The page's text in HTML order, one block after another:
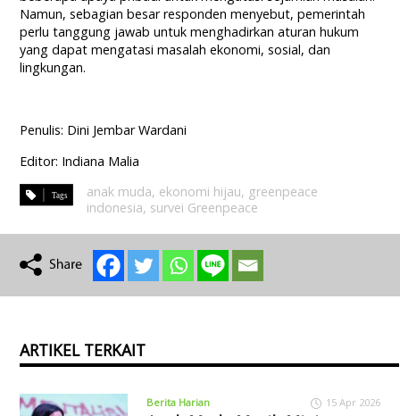
Namun, sebagian besar responden menyebut, pemerintah
perlu tanggung jawab untuk menghadirkan aturan hukum
yang dapat mengatasi masalah ekonomi, sosial, dan
lingkungan.
Penulis: Dini Jembar Wardani
Editor: Indiana Malia
anak muda, ekonomi hijau, greenpeace
indonesia, survei Greenpeace
ARTIKEL TERKAIT
Berita Harian 15 Apr 2026